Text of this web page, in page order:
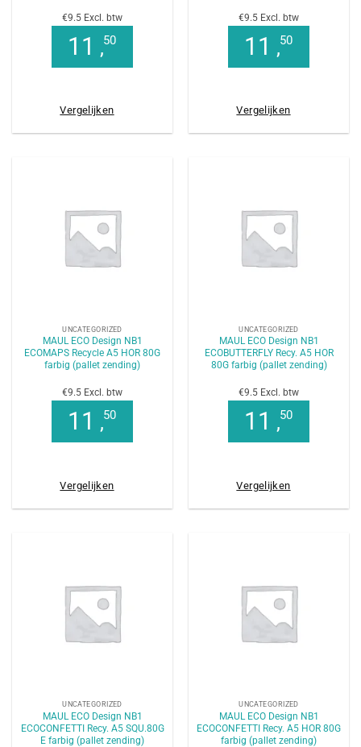
€9.5 Excl. btw
11 ,50
Vergelijken
€9.5 Excl. btw
11 ,50
Vergelijken
UNCATEGORIZED
MAUL ECO Design NB1
ECOMAPS Recycle A5 HOR 80G
farbig (pallet zending)
€9.5 Excl. btw
11 ,50
Vergelijken
UNCATEGORIZED
MAUL ECO Design NB1
ECOBUTTERFLY Recy. A5 HOR
80G farbig (pallet zending)
€9.5 Excl. btw
11 ,50
Vergelijken
UNCATEGORIZED
MAUL ECO Design NB1
ECOCONFETTI Recy. A5 SQU.80G
E farbig (pallet zending)
UNCATEGORIZED
MAUL ECO Design NB1
ECOCONFETTI Recy. A5 HOR 80G
farbig (pallet zending)